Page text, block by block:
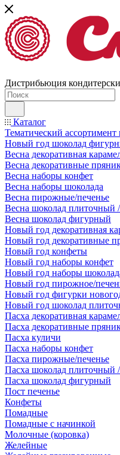
Дистрибьюция
Каталог
Тематический ассортимент
Новый год шоколад
Весна декоративная
Весна декоративные
Весна наборы конфет
Весна наборы шоколада
Весна пирожные/печенье
Весна шоколад плиточный
Весна шоколад фигурный
Новый год декоративная
Новый год декоративные
Новый год конфеты
Новый год наборы конфет
Новый год наборы
Новый год пирожное/
Новый год фигурки
Новый год шоколад
Пасха декоративная
Пасха декоративные
Пасха куличи
Пасха наборы конфет
Пасха пирожные/печенье
Пасха шоколад плиточный
Пасха шоколад фигурный
Пост печенье
Конфеты
Помадные
Помадные с начинкой
Молочные (коровка)
Желейные